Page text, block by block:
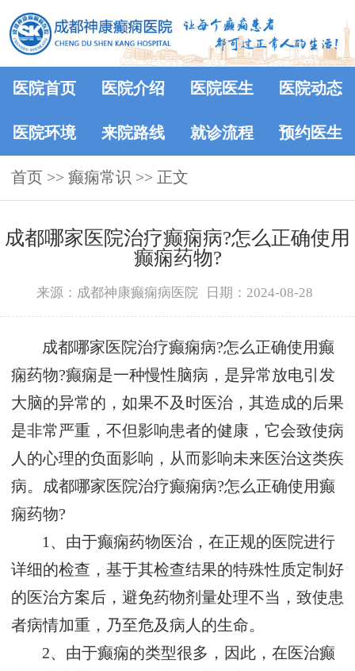
医院首页 医院介绍 医院医生 医院动态
医院环境 来院路线 就诊流程 预约医生
首页 >> 癫痫常识 >> 正文
成都哪家医院治疗癫痫病?怎么正确使用
癫痫药物?
来源：成都神康癫痫病医院 日期：2024-08-28
成都哪家医院治疗癫痫病?怎么正确使用癫
痫药物?癫痫是一种慢性脑病，是异常放电引发
大脑的异常的，如果不及时医治，其造成的后果
是非常严重，不但影响患者的健康，它会致使病
人的心理的负面影响，从而影响未来医治这类疾
病。成都哪家医院治疗癫痫病?怎么正确使用癫
痫药物?
1、由于癫痫药物医治，在正规的医院进行
详细的检查，基于其检查结果的特殊性质定制好
的医治方案后，避免药物剂量处理不当，致使患
者病情加重，乃至危及病人的生命。
2、由于癫痫的类型很多，因此，在医治癫